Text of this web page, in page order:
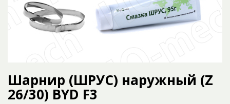
Шарнир (ШРУС) наружный (Z
26/30) BYD F3